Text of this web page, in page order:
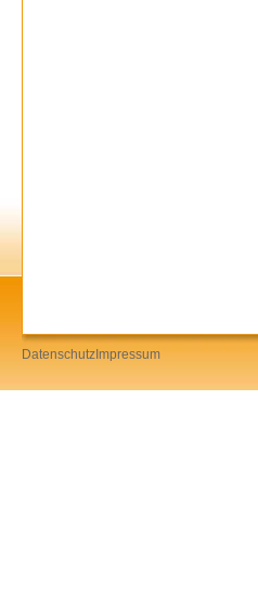
Datenschutz Impressum